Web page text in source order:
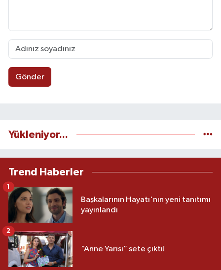
Gönder
Yükleniyor...
Trend Haberler
Başkalarının Hayatı'nın yeni tanıtımı
yayınlandı
1
“Anne Yarısı” sete çıktı!
2